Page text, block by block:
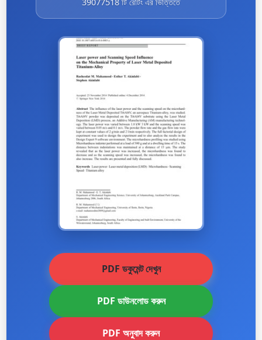
PDF ডকুমেন্ট দেখুন
PDF ডাউনলোড করুন
PDF অনুবাদ করুন